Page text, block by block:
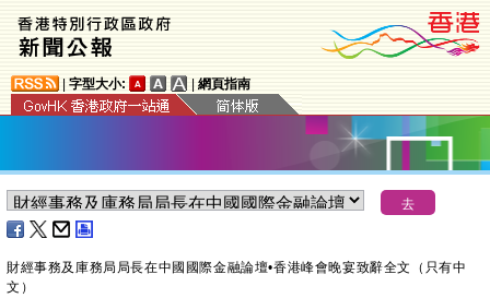
字型大小: 網頁指南
​財經事務及庫務局局長在中國國際金融論壇•香港峰會晚宴致辭全文（只有中
文）